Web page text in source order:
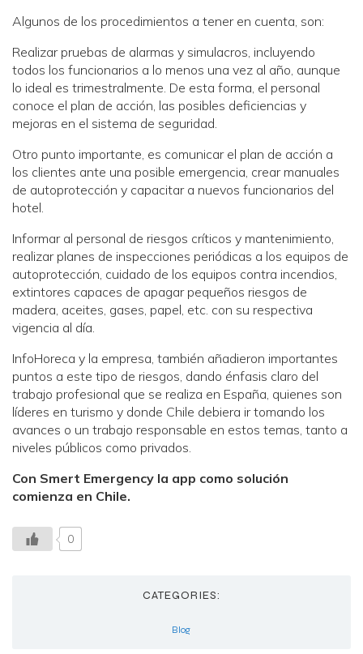
Algunos de los procedimientos a tener en cuenta, son:
Realizar pruebas de alarmas y simulacros, incluyendo
todos los funcionarios a lo menos una vez al año, aunque
lo ideal es trimestralmente. De esta forma, el personal
conoce el plan de acción, las posibles deficiencias y
mejoras en el sistema de seguridad.
Otro punto importante, es comunicar el plan de acción a
los clientes ante una posible emergencia, crear manuales
de autoprotección y capacitar a nuevos funcionarios del
hotel.
Informar al personal de riesgos críticos y mantenimiento,
realizar planes de inspecciones periódicas a los equipos de
autoprotección, cuidado de los equipos contra incendios,
extintores capaces de apagar pequeños riesgos de
madera, aceites, gases, papel, etc. con su respectiva
vigencia al día.
InfoHoreca y la empresa, también añadieron importantes
puntos a este tipo de riesgos, dando énfasis claro del
trabajo profesional que se realiza en España, quienes son
líderes en turismo y donde Chile debiera ir tomando los
avances o un trabajo responsable en estos temas, tanto a
niveles públicos como privados.
Con Smert Emergency la app como solución
comienza en Chile.
0
CATEGORIES:
Blog